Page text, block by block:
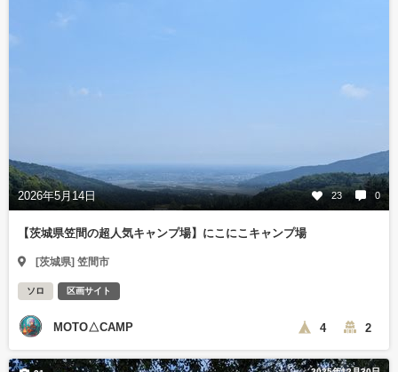
2026年5月14日 23 0
【茨城県笠間の超人気キャンプ場】にこにこキャンプ場
[茨城県] 笠間市
ソロ 区画サイト
MOTO△CAMP 4 2